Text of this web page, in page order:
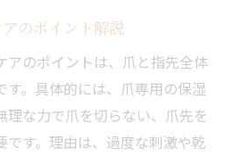
のポイント解説
アのポイントは、爪と指先全体
す。具体的には、爪専用の保湿
な力で爪を切らない、爪先を
です。理由は、過度な刺激や乾